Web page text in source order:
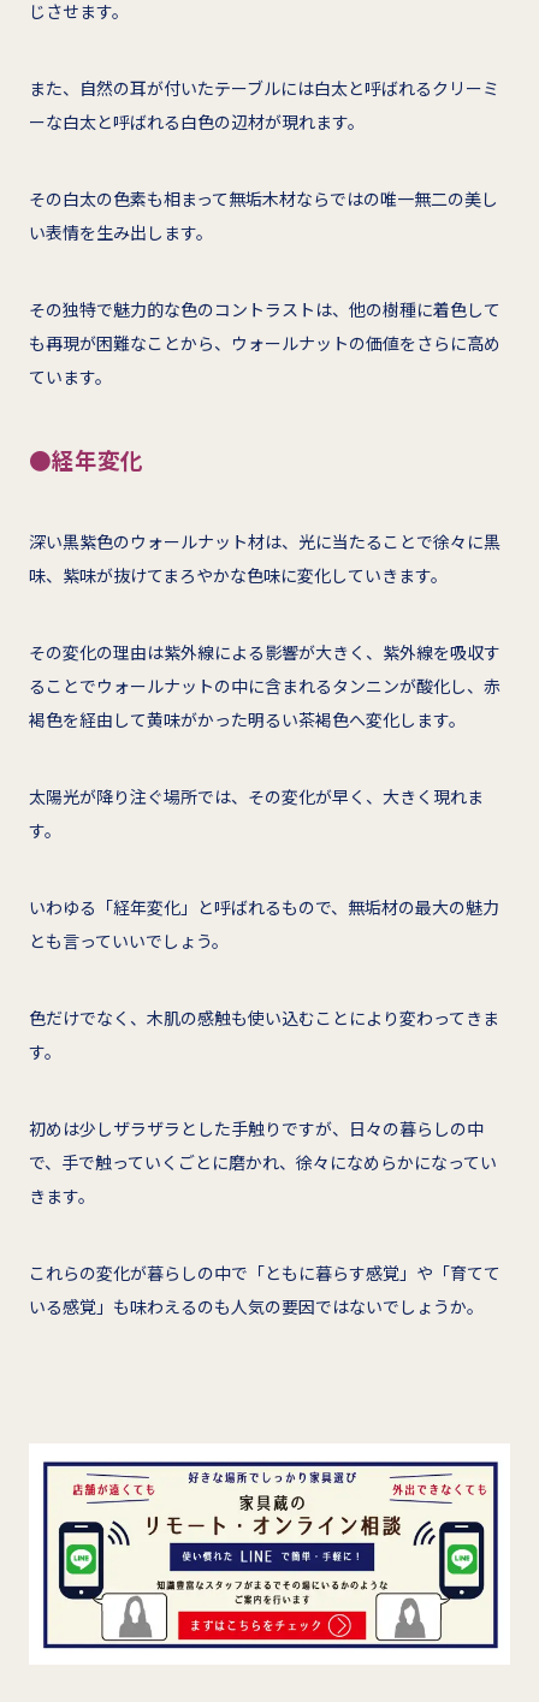
じさせます。
また、自然の耳が付いたテーブルには白太と呼ばれるクリーミ
ーな白太と呼ばれる白色の辺材が現れます。
その白太の色素も相まって無垢木材ならではの唯一無二の美し
い表情を生み出します。
その独特で魅力的な色のコントラストは、他の樹種に着色して
も再現が困難なことから、ウォールナットの価値をさらに高め
ています。
●経年変化
深い黒紫色のウォールナット材は、光に当たることで徐々に黒
味、紫味が抜けてまろやかな色味に変化していきます。
その変化の理由は紫外線による影響が大きく、紫外線を吸収す
ることでウォールナットの中に含まれるタンニンが酸化し、赤
褐色を経由して黄味がかった明るい茶褐色へ変化します。
太陽光が降り注ぐ場所では、その変化が早く、大きく現れま
す。
いわゆる「経年変化」と呼ばれるもので、無垢材の最大の魅力
とも言っていいでしょう。
色だけでなく、木肌の感触も使い込むことにより変わってきま
す。
初めは少しザラザラとした手触りですが、日々の暮らしの中
で、手で触っていくごとに磨かれ、徐々になめらかになってい
きます。
これらの変化が暮らしの中で「ともに暮らす感覚」や「育てて
いる感覚」も味わえるのも人気の要因ではないでしょうか。